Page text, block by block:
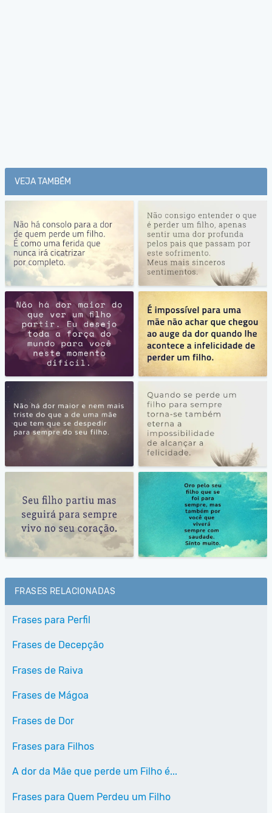
VEJA TAMBÉM
FRASES RELACIONADAS
Frases para Perfil
Frases de Decepção
Frases de Raiva
Frases de Mágoa
Frases de Dor
Frases para Filhos
A dor da Mãe que perde um Filho é...
Frases para Quem Perdeu um Filho